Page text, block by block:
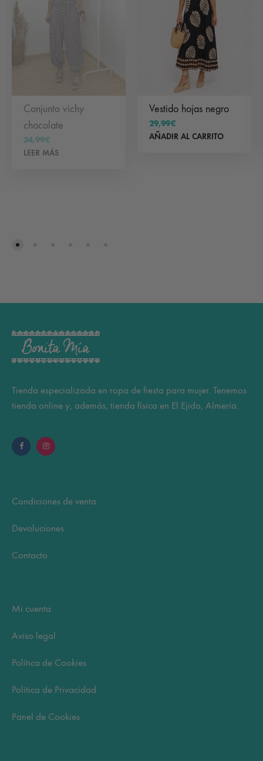
Conjunto vichy
chocolate
34,99€
LEER MÁS
Vestido hojas negro
29,99€
AÑADIR AL CARRITO
Tienda especializada en ropa de fiesta para mujer. Tenemos
tienda online y, además, tienda física en El Ejido, Almería.
Condiciones de venta
Devoluciones
Contacto
Mi cuenta
Aviso legal
Política de Cookies
Política de Privacidad
Panel de Cookies